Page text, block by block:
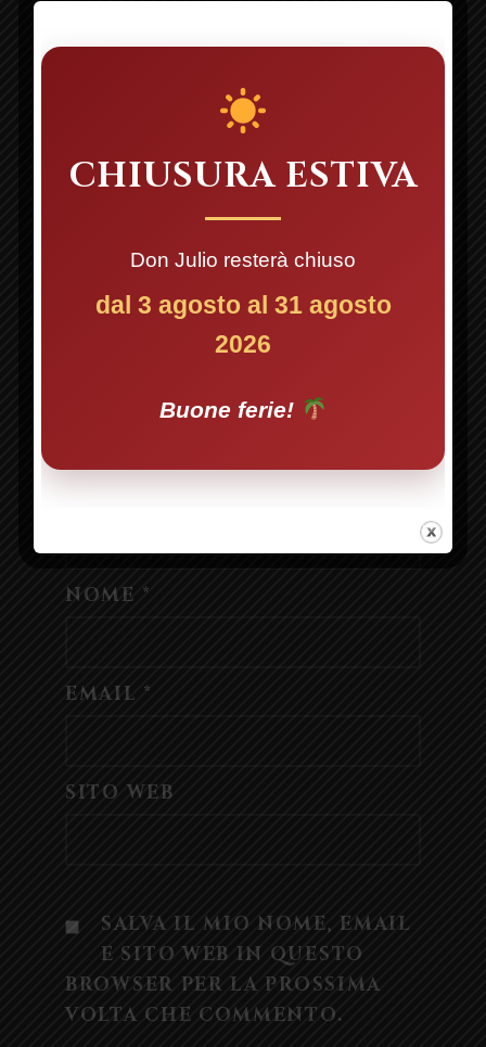
LASCIA UN
COMMENTO
Il tuo indirizzo email non sarà pubblicato. I
COMMENTO*
NOME *
EMAIL *
SITO WEB
SALVA IL MIO NOME, EMAIL
E SITO WEB IN QUESTO
BROWSER PER LA PROSSIMA
VOLTA CHE COMMENTO.
CHIUSURA ESTIVA
Don Julio resterà chiuso
dal 3 agosto al 31 agosto
2026
Buone ferie!